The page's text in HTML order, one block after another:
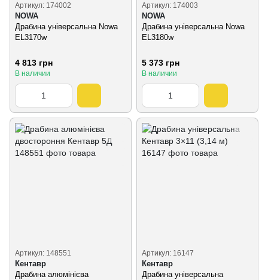
Артикул: 174002
NOWA
Драбина універсальна Nowa
EL3170w
4 813 грн
В наличии
Артикул: 174003
NOWA
Драбина універсальна Nowa
EL3180w
5 373 грн
В наличии
Артикул: 148551
Кентавр
Драбина алюмінієва
Артикул: 16147
Кентавр
Драбина універсальна